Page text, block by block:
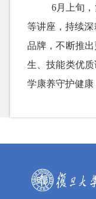
6月上旬，
等讲座，持续深
品牌，不断推
生 、技能类优
学康养守护健康